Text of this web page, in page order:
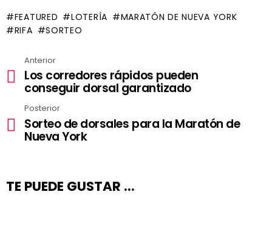
FEATURED LOTERÍA
MARATÓN DE NUEVA YORK
RIFA
SORTEO
más
Anterior
Los corredores rápidos pueden
conseguir dorsal garantizado
Posterior
Sorteo de dorsales para la Maratón de
Nueva York
TE PUEDE GUSTAR ...